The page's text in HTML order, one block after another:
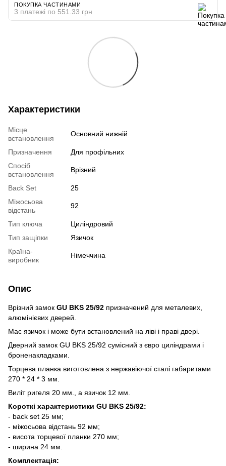
ПОКУПКА ЧАСТИНАМИ
3 платежі по 551.33 грн
Характеристики
Місце
встановлення
Основний нижній
Призначення
Для профільних
Спосіб
встановлення
Врізний
Back Set
25
Міжосьова
відстань
92
Тип ключа
Циліндровий
Тип защіпки
Язичок
Країна-
виробник
Німеччина
Опис
Врізний замок GU BKS 25/92 призначений для металевих,
алюмінієвих дверей.
Має язичок і може бути встановлений на ліві і праві двері.
Дверний замок GU BKS 25/92 сумісний з євро циліндрами і
броненакладками.
Торцева планка виготовлена з нержавіючої сталі габаритами
270 * 24 * 3 мм.
Виліт ригеля 20 мм., а язичок 12 мм.
Короткі характеристики GU BKS 25/92:
- back set 25 мм;
- міжосьова відстань 92 мм;
- висота торцевої планки 270 мм;
- ширина 24 мм.
Комплектація: